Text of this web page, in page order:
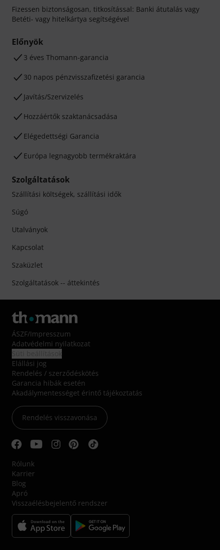
Fizessen biztonságosan, titkosítással: Banki átutalás vagy
Betéti- vagy hitelkártya segítségével
Előnyök
3 éves Thomann-garancia
30 napos pénzvisszafizetési garancia
Javítás/Szervizelés
Hozzáértők szaktanácsadása
Elégedettségi Garancia
Európa legnagyobb termékraktára
Szolgáltatások
Szállítási költségek, szállítási idők
Súgó
Utalványok
Kapcsolat
Szaküzlet
Szolgáltatások -- áttekintés
ÁSZF/Impresszum
Adatvédelmi nyilatkozat
Elállási jog
Rendelés / szerződéskötés
Garancia hibák esetén
Akadálymentességet érintő tájékoztatás
Rendelés visszavonása
Rólunk
Karrier
Blog
Apró
Visszaélésbejelentő rendszer